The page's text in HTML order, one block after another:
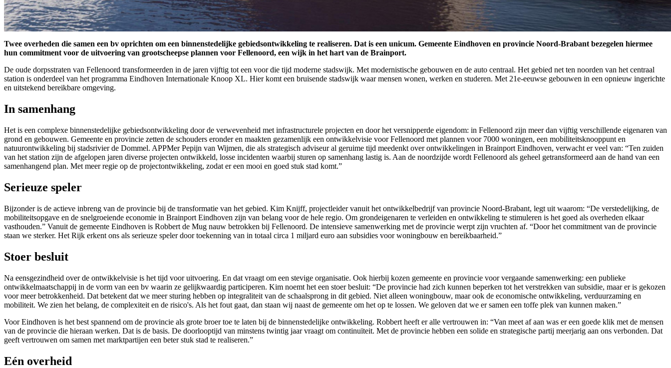
Twee overheden die samen een bv oprichten om een binnenstedelijke gebiedsontwikkeling te realiseren. Dat is een unicum. Gemeente Eindhoven en provincie Noord-Brabant bezegelen hiermee
hun commitment voor de uitvoering van grootscheepse plannen voor Fellenoord, een wijk in het hart van de Brainport.
De oude dorpsstraten van Fellenoord transformeerden in de jaren vijftig tot een voor die tijd moderne stadswijk. Met modernistische gebouwen en de auto centraal. Het gebied net ten noorden van het centraal
station is onderdeel van het programma Eindhoven Internationale Knoop XL. Hier komt een bruisende stadswijk waar mensen wonen, werken en studeren. Met 21e-eeuwse gebouwen in een opnieuw ingerichte
en uitstekend bereikbare omgeving.
In samenhang
Het is een complexe binnenstedelijke gebiedsontwikkeling door de verwevenheid met infrastructurele projecten en door het versnipperde eigendom: in Fellenoord zijn meer dan vijftig verschillende eigenaren van
grond en gebouwen. Gemeente en provincie zetten de schouders eronder en maakten gezamenlijk een ontwikkelvisie voor Fellenoord met plannen voor 7000 woningen, een mobiliteitsknooppunt en
natuurontwikkeling bij stadsrivier de Dommel. APPMer Pepijn van Wijmen, die als strategisch adviseur al geruime tijd meedenkt over ontwikkelingen in Brainport Eindhoven, verwacht er veel van: “Ten zuiden
van het station zijn de afgelopen jaren diverse projecten ontwikkeld, losse incidenten waarbij sturen op samenhang lastig is. Aan de noordzijde wordt Fellenoord als geheel getransformeerd aan de hand van een
samenhangend plan. Met meer regie op de projectontwikkeling, zodat er een mooi en goed stuk stad komt.”
Serieuze speler
Bijzonder is de actieve inbreng van de provincie bij de transformatie van het gebied. Kim Knijff, projectleider vanuit het ontwikkelbedrijf van provincie Noord-Brabant, legt uit waarom: “De verstedelijking, de
mobiliteitsopgave en de snelgroeiende economie in Brainport Eindhoven zijn van belang voor de hele regio. Om grondeigenaren te verleiden en ontwikkeling te stimuleren is het goed als overheden elkaar
vasthouden.” Vanuit de gemeente Eindhoven is Robbert de Mug nauw betrokken bij Fellenoord. De intensieve samenwerking met de provincie werpt zijn vruchten af. “Door het commitment van de provincie
staan we sterker. Het Rijk erkent ons als serieuze speler door toekenning van in totaal circa 1 miljard euro aan subsidies voor woningbouw en bereikbaarheid.”
Stoer besluit
Na eensgezindheid over de ontwikkelvisie is het tijd voor uitvoering. En dat vraagt om een stevige organisatie. Ook hierbij kozen gemeente en provincie voor vergaande samenwerking: een publieke
ontwikkelmaatschappij in de vorm van een bv waarin ze gelijkwaardig participeren. Kim noemt het een stoer besluit: “De provincie had zich kunnen beperken tot het verstrekken van subsidie, maar er is gekozen
voor meer betrokkenheid. Dat betekent dat we meer sturing hebben op integraliteit van de schaalsprong in dit gebied. Niet alleen woningbouw, maar ook de economische ontwikkeling, verduurzaming en
mobiliteit. We zien het belang, de complexiteit en de risico's. Als het fout gaat, dan staan wij naast de gemeente om het op te lossen. We geloven dat we er samen een toffe plek van kunnen maken.”
Voor Eindhoven is het best spannend om de provincie als grote broer toe te laten bij de binnenstedelijke ontwikkeling. Robbert heeft er alle vertrouwen in: “Van meet af aan was er een goede klik met de mensen
van de provincie die hieraan werken. Dat is de basis. De doorlooptijd van minstens twintig jaar vraagt om continuïteit. Met de provincie hebben een solide en strategische partij meerjarig aan ons verbonden. Dat
geeft vertrouwen om samen met marktpartijen een beter stuk stad te realiseren.”
Eén overheid